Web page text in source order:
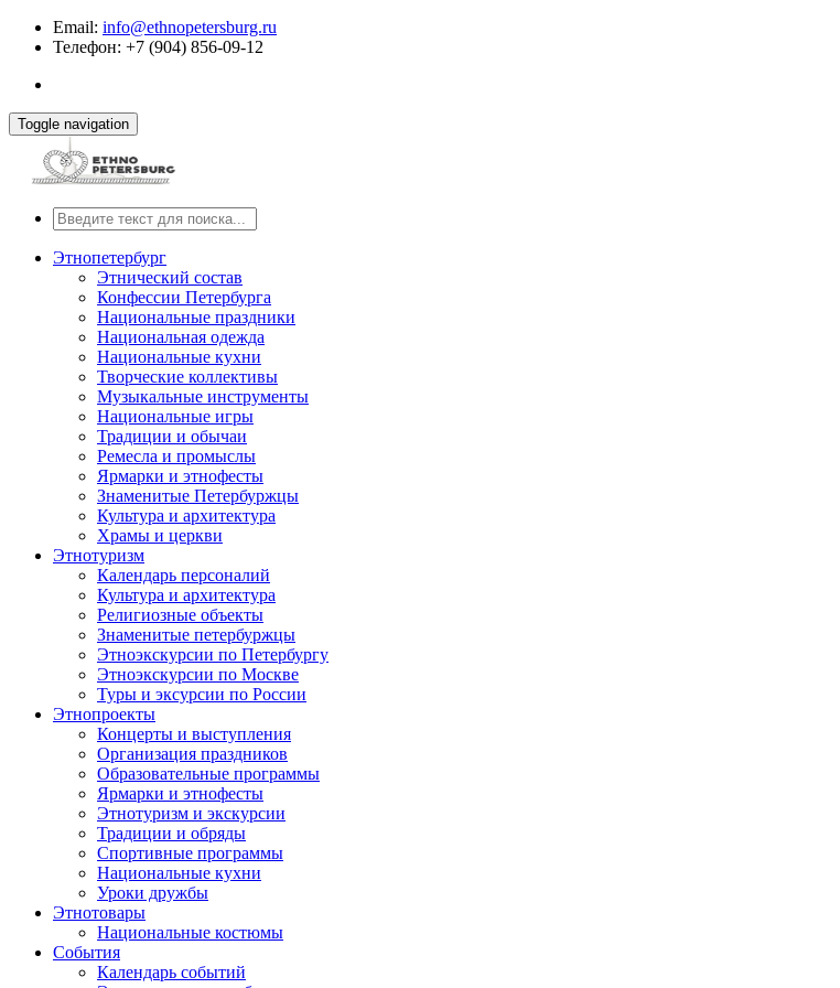
Email: info@ethnopetersburg.ru
Телефон: +7 (904) 856-09-12
Toggle navigation
Этнопетербург
Этнический состав
Конфессии Петербурга
Национальные праздники
Национальная одежда
Национальные кухни
Творческие коллективы
Музыкальные инструменты
Национальные игры
Традиции и обычаи
Ремесла и промыслы
Ярмарки и этнофесты
Знаменитые Петербуржцы
Культура и архитектура
Храмы и церкви
Этнотуризм
Календарь персоналий
Культура и архитектура
Религиозные объекты
Знаменитые петербуржцы
Этноэкскурсии по Петербургу
Этноэкскурсии по Москве
Туры и эксурсии по России
Этнопроекты
Концерты и выступления
Организация праздников
Образовательные программы
Ярмарки и этнофесты
Этнотуризм и экскурсии
Традиции и обряды
Спортивные программы
Национальные кухни
Уроки дружбы
Этнотовары
Национальные костюмы
События
Календарь событий